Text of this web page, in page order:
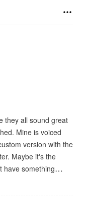
they all sound great
Mine is voiced
version with the
Maybe it's the
have something…